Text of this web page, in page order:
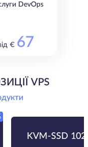
DevOps
€ 67
VPS
KVM-SSD